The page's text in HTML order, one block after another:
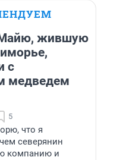
жившую
с
медведем
5
что я
северянин
компанию и